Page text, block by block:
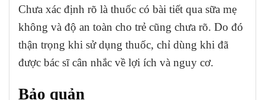
Chưa xác định rõ là thuốc có bài tiết qua sữa mẹ
không và độ an toàn cho trẻ cũng chưa rõ. Do đó
thận trọng khi sử dụng thuốc, chỉ dùng khi đã
được bác sĩ cân nhắc về lợi ích và nguy cơ.
Bảo quản